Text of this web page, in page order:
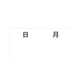
日 月